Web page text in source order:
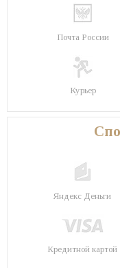
Почта России
Курьер
Яндекс Деньги
Кредитной картой